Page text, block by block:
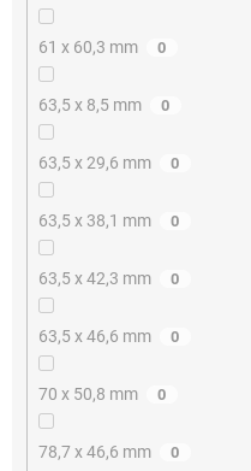
61 x 60,3 mm 0
63,5 x 8,5 mm 0
63,5 x 29,6 mm 0
63,5 x 38,1 mm 0
63,5 x 42,3 mm 0
63,5 x 46,6 mm 0
70 x 50,8 mm 0
78,7 x 46,6 mm 0